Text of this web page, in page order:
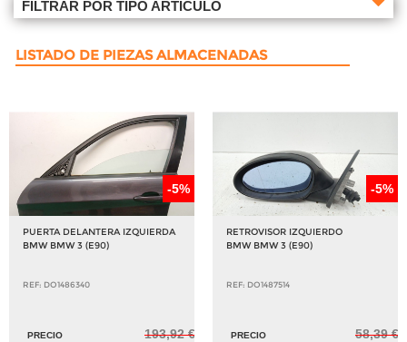
FILTRAR POR TIPO ARTICULO
LISTADO DE PIEZAS ALMACENADAS
-5%
PUERTA DELANTERA IZQUIERDA
BMW BMW 3 (E90)
REF: DO1486340
PRECIO
193,92 €
-5%
RETROVISOR IZQUIERDO
BMW BMW 3 (E90)
REF: DO1487514
PRECIO
58,39 €